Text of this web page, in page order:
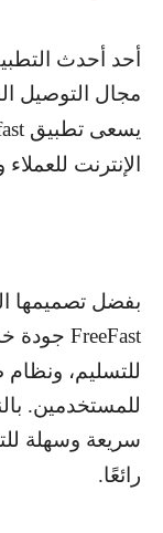
أحد أحدث
مجال التوصيل
يسعى تطبيق
الإنترنت
بفضل تصميمها
FreeFast جودة
للتسليم،
للمستخدمين.
سريعة وسهلة
رائعًا.